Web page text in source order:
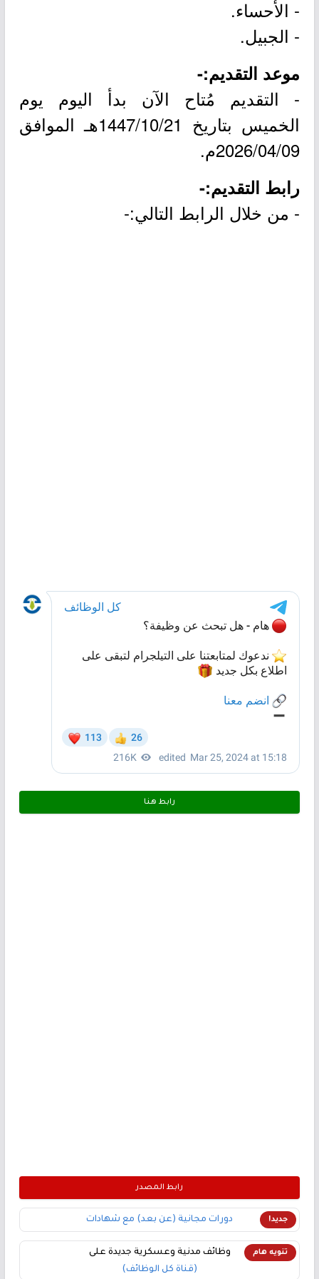
- الأحساء.
- الجبيل.
موعد التقديم:-
- التقديم مُتاح الآن بدأ اليوم يوم
الخميس بتاريخ 1447/10/21هـ الموافق
2026/04/09م.
رابط التقديم:-
- من خلال الرابط التالي:-
رابط هـنـا
رابط المصدر
جديد! دورات مجانية (عن بعد) مع شهادات
تنويه هام
وظائف مدنية وعسكرية جديدة على
(قناة كل الوظائف)